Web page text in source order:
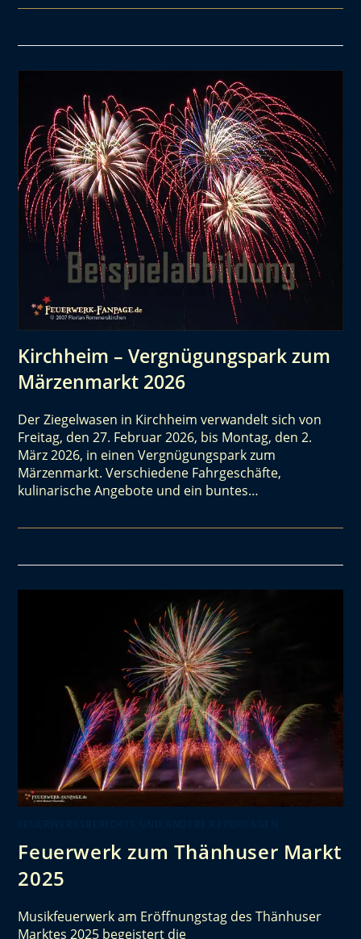
Kirchheim – Vergnügungspark zum
Märzenmarkt 2026
Der Ziegelwasen in Kirchheim verwandelt sich von
Freitag, den 27. Februar 2026, bis Montag, den 2.
März 2026, in einen Vergnügungspark zum
Märzenmarkt. Verschiedene Fahrgeschäfte,
kulinarische Angebote und ein buntes…
Feuerwerk zum Thänhuser Markt
2025
Musikfeuerwerk am Eröffnungstag des Thänhuser
Marktes 2025 begeistert die